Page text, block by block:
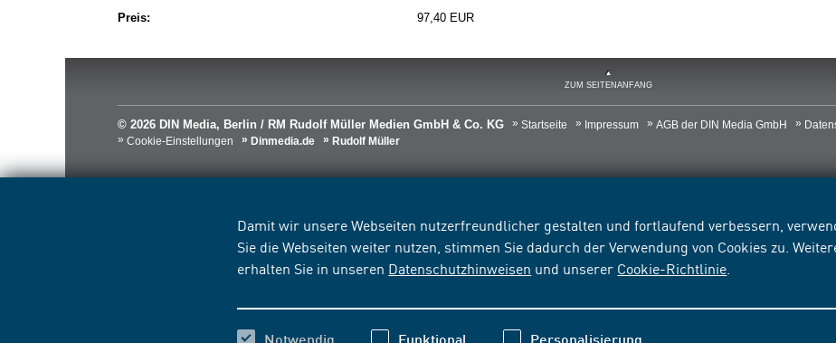
Damit wir unsere Webseiten nutzerfreundlicher gestalten und fortlaufend verbessern,
Sie die Webseiten weiter nutzen, stimmen Sie dadurch der Verwendung von Cookies zu.
erhalten Sie in unseren Datenschutzhinweisen und unserer Cookie-Richtlinie
Notwendig Funktional Personalisierung
Preis:
97,40 EUR
ZUM SEITENANFANG
© 2026 DIN Media, Berlin / RM Rudolf Müller Medien GmbH & Co. KG Startseite Impressum AGB der DIN Media GmbH
Cookie-Einstellungen
Dinmedia.de Rudolf Müller